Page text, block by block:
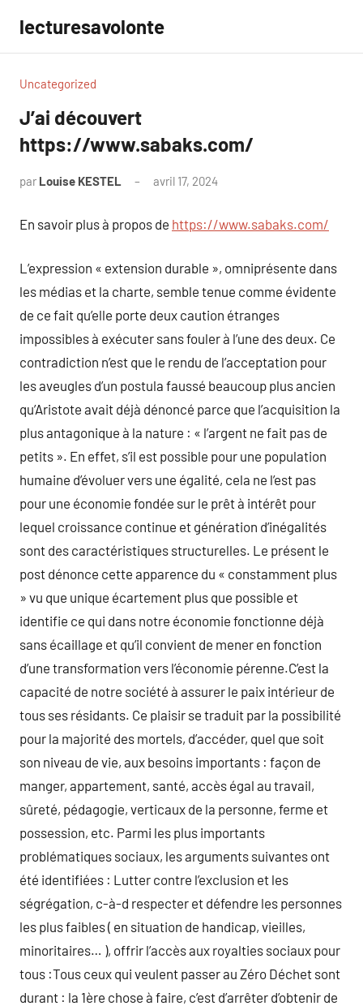
contenu
lecturesavolonte
Uncategorized
J’ai découvert
https://www.sabaks.com/
par Louise KESTEL avril 17, 2024
En savoir plus à propos de https://www.sabaks.com/
L’expression « extension durable », omniprésente dans
les médias et la charte, semble tenue comme évidente
de ce fait qu’elle porte deux caution étranges
impossibles à exécuter sans fouler à l’une des deux. Ce
contradiction n’est que le rendu de l’acceptation pour
les aveugles d’un postula faussé beaucoup plus ancien
qu’Aristote avait déjà dénoncé parce que l’acquisition la
plus antagonique à la nature : « l’argent ne fait pas de
petits ». En effet, s’il est possible pour une population
humaine d’évoluer vers une égalité, cela ne l’est pas
pour une économie fondée sur le prêt à intérêt pour
lequel croissance continue et génération d’inégalités
sont des caractéristiques structurelles. Le présent le
post dénonce cette apparence du « constamment plus
» vu que unique écartement plus que possible et
identifie ce qui dans notre économie fonctionne déjà
sans écaillage et qu’il convient de mener en fonction
d’une transformation vers l’économie pérenne.C’est la
capacité de notre société à assurer le paix intérieur de
tous ses résidants. Ce plaisir se traduit par la possibilité
pour la majorité des mortels, d’accéder, quel que soit
son niveau de vie, aux besoins importants : façon de
manger, appartement, santé, accès égal au travail,
sûreté, pédagogie, verticaux de la personne, ferme et
possession, etc. Parmi les plus importants
problématiques sociaux, les arguments suivantes ont
été identifiées : Lutter contre l’exclusion et les
ségrégation, c-à-d respecter et défendre les personnes
les plus faibles ( en situation de handicap, vieilles,
minoritaires… ), offrir l’accès aux royalties sociaux pour
tous :Tous ceux qui veulent passer au Zéro Déchet sont
durant : la 1ère chose à faire, c’est d’arrêter d’obtenir de